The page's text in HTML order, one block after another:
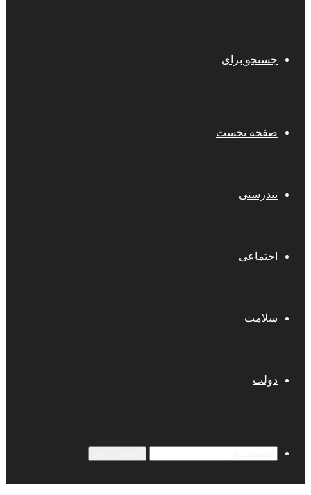
جستجو برای
صفحه نخست
تندرستی
اجتماعی
سلامت
دولت